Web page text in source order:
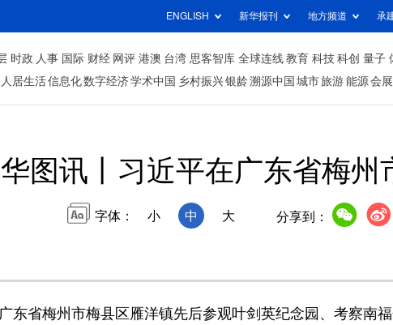
ENGLISH 新华报刊 地方频道 承
时政 人事 国际 财经 网评 港澳 台湾 思客智库 全球连线 教育 科技 科创 量子
人居生活信息化数字经济学术中国 乡村振兴银龄溯源中国 城市旅游 能源 会展
图讯丨习近平在广东省梅州
字体： 小 中 大 分享到：
省梅州市梅县区雁洋镇先后参观叶剑英纪念园、考察南